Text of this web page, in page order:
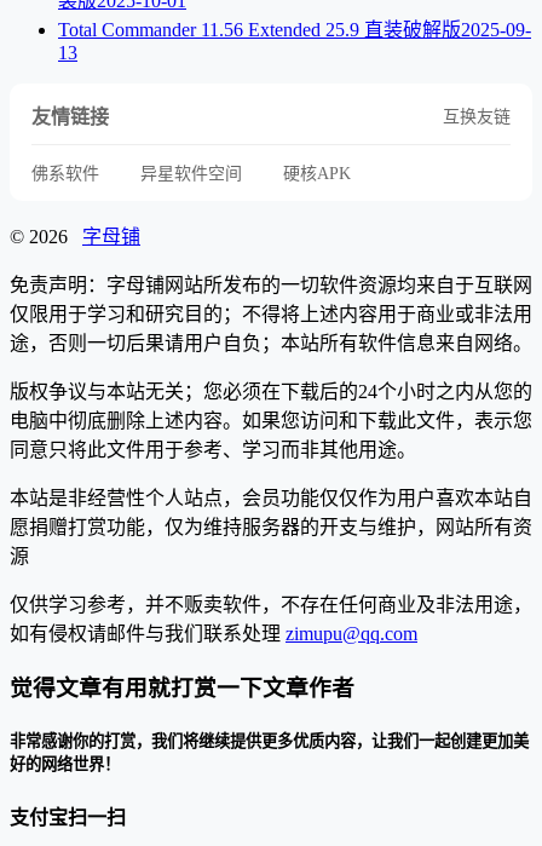
Total Commander 11.56 Extended 25.9 直装破解版2025-09-
13
友情链接 互换友链
佛系软件 异星软件空间 硬核APK
© 2026 字母铺
免责声明：字母铺网站所发布的一切软件资源均来自于互联网
仅限用于学习和研究目的；不得将上述内容用于商业或非法用
途，否则一切后果请用户自负；本站所有软件信息来自网络。
版权争议与本站无关；您必须在下载后的24个小时之内从您的
电脑中彻底删除上述内容。如果您访问和下载此文件，表示您
同意只将此文件用于参考、学习而非其他用途。
本站是非经营性个人站点，会员功能仅仅作为用户喜欢本站自
愿捐赠打赏功能，仅为维持服务器的开支与维护，网站所有资
源
仅供学习参考，并不贩卖软件，不存在任何商业及非法用途，
如有侵权请邮件与我们联系处理 zimupu@qq.com
觉得文章有用就打赏一下文章作者
非常感谢你的打赏，我们将继续提供更多优质内容，让我们一起创建更加美
好的网络世界！
支付宝扫一扫